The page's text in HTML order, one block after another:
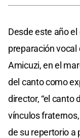
Desde este año
preparación
Amicuzi, en el
del canto como
director, “el canto
vínculos
de su repertorio